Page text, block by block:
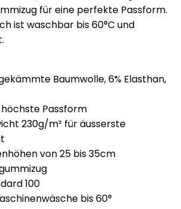
für eine perfekte Passform.
ist waschbar bis 60°C und
Baumwolle, 6% Elasthan,
Passform
230g/m² für äusserste
von 25 bis 35cm
100
bis 60°